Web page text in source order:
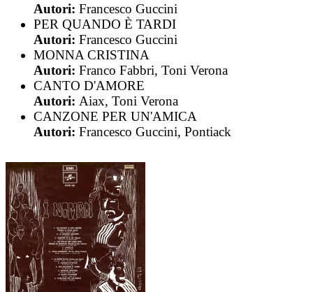
Autori: Francesco Guccini
PER QUANDO È TARDI
Autori: Francesco Guccini
MONNA CRISTINA
Autori: Franco Fabbri, Toni Verona
CANTO D'AMORE
Autori: Aiax, Toni Verona
CANZONE PER UN'AMICA
Autori: Francesco Guccini, Pontiack